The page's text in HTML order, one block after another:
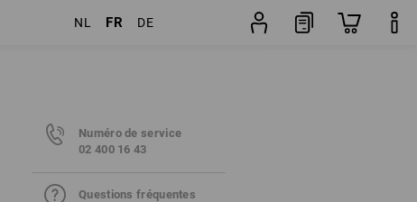
NL FR DE
Numéro de service
02 400 16 43
Questions fréquentes